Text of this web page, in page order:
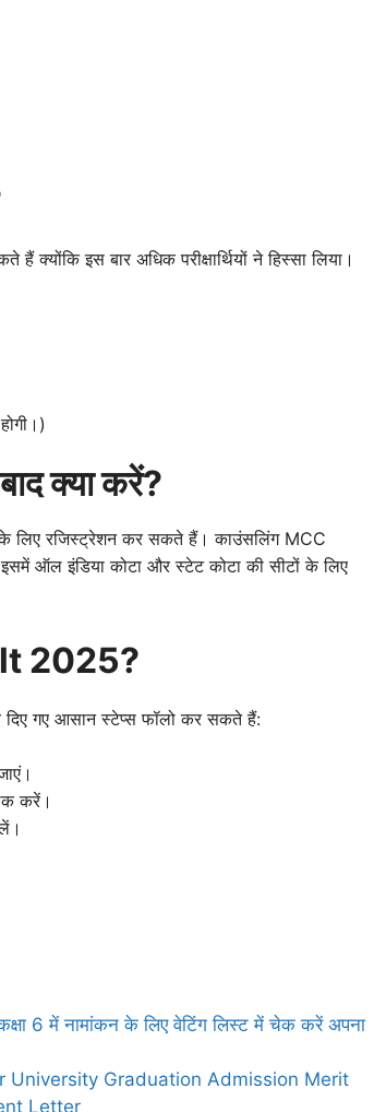
इस बार अधिक परीक्षार्थियों ने हिस्सा लिया।
क्या करें?
के लिए रजिस्ट्रेशन कर सकते हैं। काउंसलिंग MCC
ऑल इंडिया कोटा और स्टेट कोटा की सीटों के लिए
2025?
गए आसान स्टेप्स फॉलो कर सकते हैं:
करें।
6 में नामांकन के लिए वेटिंग लिस्ट में चेक करें अपना
University Graduation Admission Merit
Letter